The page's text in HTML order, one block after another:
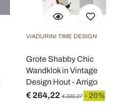
VIADURINI TIME DESIGN
Grote Shabby Chic
Wandklok in Vintage
Design Hout - Arrigo
€ 264,22 € 330,27 - 20%